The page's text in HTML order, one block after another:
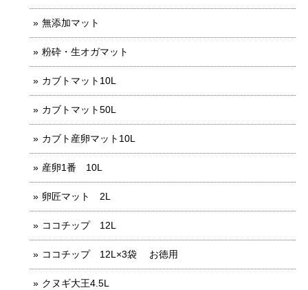
無添加マット
粉砕・生オガマット
カブトマット10L
カブトマット50L
カブト産卵マット10L
産卵1番 10L
卵匠マット 2L
ココチップ 12L
ココチップ 12L×3袋 お徳用
クヌギ大王4.5L